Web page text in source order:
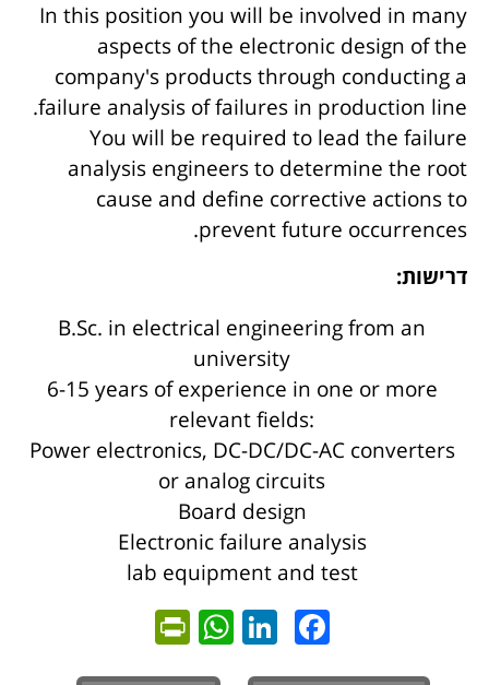
In this position you will be involved in many
aspects of the electronic design of the
company's products through conducting a
failure analysis of failures in production line.
You will be required to lead the failure
analysis engineers to determine the root
cause and define corrective actions to
prevent future occurrences.
דרישות:
B.Sc. in electrical engineering from an
university
6-15 years of experience in one or more
relevant fields:
Power electronics, DC-DC/DC-AC converters
or analog circuits
Board design
Electronic failure analysis
lab equipment and test
Facebook
LinkedIn
WhatsApp